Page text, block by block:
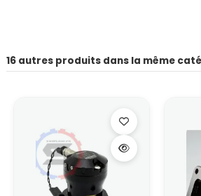
16 autres produits dans la même